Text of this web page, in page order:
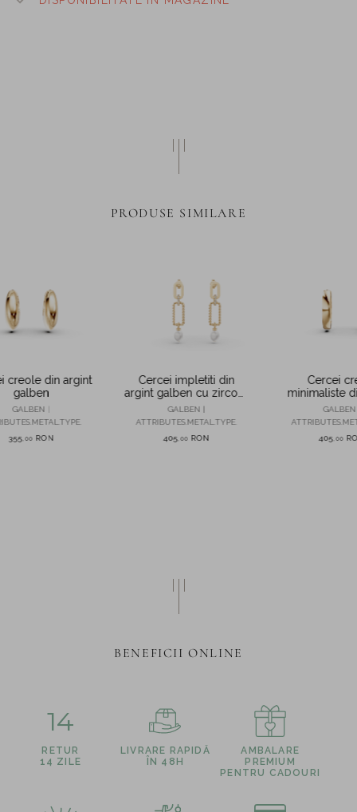
PRODUSE SIMILARE
creole din argint
galben
GALBEN |
355 00 RON
Cercei impletiti din
argint galben cu zirconii
si perle de cultura
GALBEN |
ATTRIBUTES.METAL.TYPE.
405 ,00 RON
Cercei
minimaliste
405 ,00
BENEFICII ONLINE
14
RETUR
14 ZILE
LIVRARE RAPIDĂ
ÎN 48H
AMBALARE
PREMIUM
PENTRU CADOURI